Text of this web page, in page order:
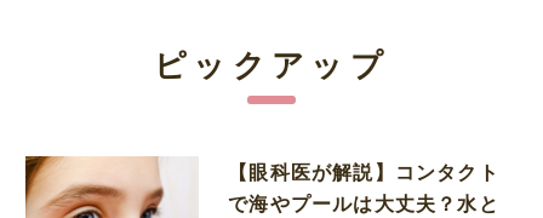
ピックアップ
【眼科医が解説】コンタクト
で海やプールは大丈夫？水と